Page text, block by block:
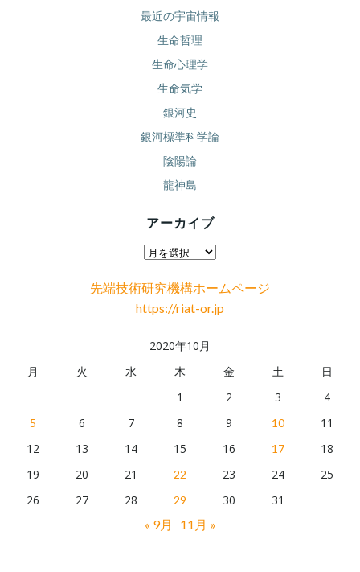
最近の宇宙情報
生命哲理
生命心理学
生命気学
銀河史
銀河標準科学論
陰陽論
龍神島
アーカイブ
ア
カ
イ
先端技術研究機構ホームページ
https://riat-or.jp
2020年10月
月
火 水 木 金 土
日
1
2 3 4
5 6 7 8 9 10
11
12
13 14 15 16 17
18
19
20 21 22 23 24
25
26
27 28 29 30
31
« 9月
11月 »